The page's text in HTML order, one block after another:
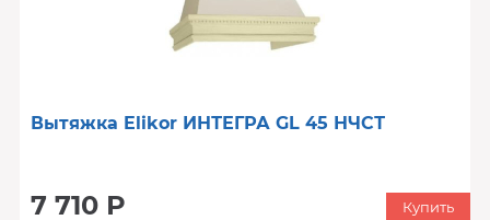
Вытяжка Elikor ИНТЕГРА GL 45 НЧСТ
7 710 Р Купить